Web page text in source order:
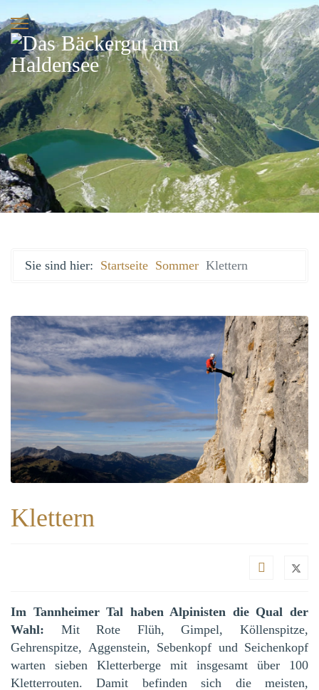
Sie sind hier: Startseite Sommer Klettern
Klettern
Im Tannheimer Tal haben Alpinisten die Qual der
Wahl: Mit Rote Flüh, Gimpel, Köllenspitze,
Gehrenspitze, Aggenstein, Sebenkopf und Seichenkopf
warten sieben Kletterberge mit insgesamt über 100
Kletterrouten. Damit befinden sich die meisten,